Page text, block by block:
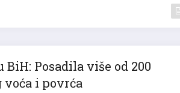
Posadila više od 200
i povrća